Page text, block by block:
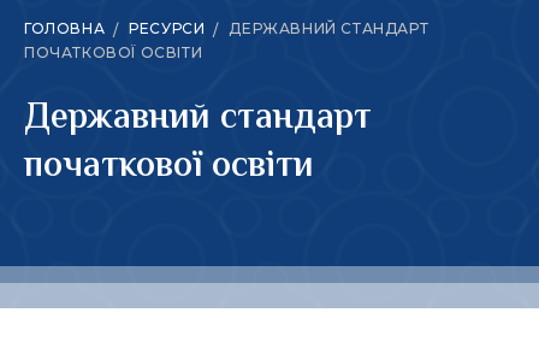
ГОЛОВНА РЕСУРСИ
ДЕРЖАВНИЙ СТАНДАРТ
ПОЧАТКОВОЇ ОСВІТИ
Державний стандарт
початкової освіти